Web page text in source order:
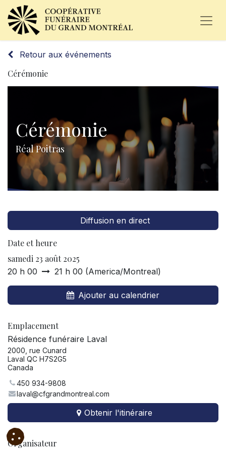
Retour aux événements
Cérémonie
Cérémonie
Réal Poitras
Diffusion en direct
Date et heure
samedi 23 août 2025
20 h 00 21 h 00 (America/Montreal)
Ajouter au calendrier
Emplacement
Résidence funéraire Laval
2000, rue Cunard
Laval QC H7S2G5
Canada
450 934-9808
laval@cfgrandmontreal.com
Obtenir l'itinéraire
Organisateur